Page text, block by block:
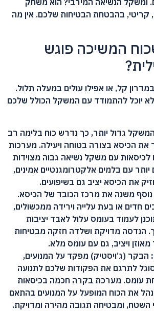
קריטי, בהבטחת הבטיחות שלכם. אין מה
המשיכה פוגש
קל, או אפילו עולים במעלה תלול.
יוכל להתמודד עם המשקל הכולל שלכם
גדול יותר, כך נדרש כוח בלימה רב
את הכיסא בצורה בטוחה ויעילה. מערכות
לכיסאות עם משקל נשיאה גבוה מצוידות
יותר עם בלמים אלקטרומגנטיים אמינים,
את הכיסא יציב גם בשיפועים.
משנה את מרכז הכובד של הכיסא.
חדים או בעת עלייה וירידה ממכשולים,
לעמוד בעומס עלול לאבד יציבות
הנדסה מדויקת ושלדה חזקה מבטיחות
ויציב, גם עם עומס מלא.
הבקר (ג’ויסטיק) מפקד על המנועים,
לתרגם את הפקודות שלכם לתנועה
עומס. מערכת בקרה חכמה בכיסאות
את הכוח המופעל על המנועים בהתאם
השטח, ומבטיחה תגובה מהירה ומדויקת.